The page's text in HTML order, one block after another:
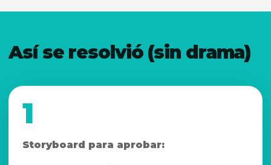
Así se resolvió (sin drama)
1
Storyboard para aprobar: